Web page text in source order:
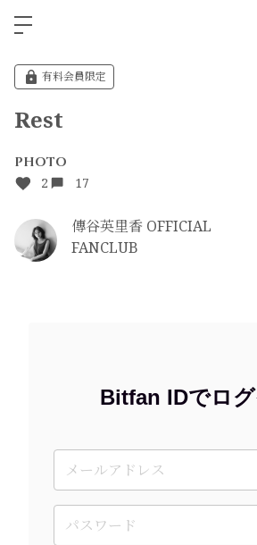
有料会員限定
Rest
PHOTO
2
17
傳谷英里香 OFFICIAL
FANCLUB
Bitfan IDでロ